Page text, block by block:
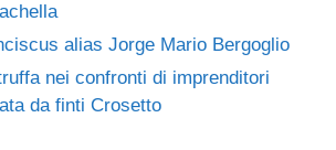
alias Jorge Mario Bergoglio
nei confronti di imprenditori
da finti Crosetto